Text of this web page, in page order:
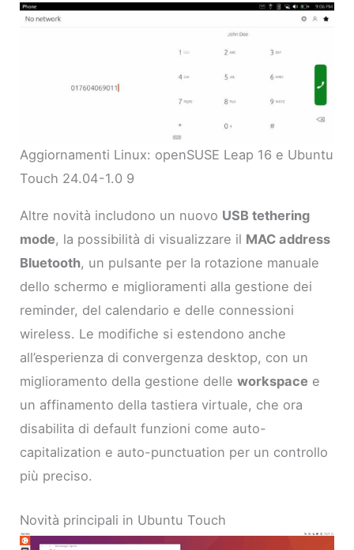
Aggiornamenti Linux: openSUSE Leap 16 e Ubuntu
Touch 24.04-1.0 9
Altre novità includono un nuovo USB tethering
mode, la possibilità di visualizzare il MAC address
Bluetooth, un pulsante per la rotazione manuale
dello schermo e miglioramenti alla gestione dei
reminder, del calendario e delle connessioni
wireless. Le modifiche si estendono anche
all’esperienza di convergenza desktop, con un
miglioramento della gestione delleworkspace e
un affinamento della tastiera virtuale, che ora
disabilita di default funzioni come auto-
capitalization e auto-punctuation per un controllo
più preciso.
Novità principali in Ubuntu Touch